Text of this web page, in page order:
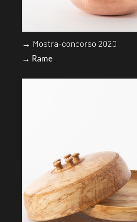
→ Mostra-concorso 2020
→ Rame